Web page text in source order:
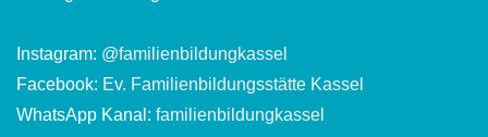
Instagram: @familienbildungkassel
Facebook: Ev. Familienbildungsstätte Kassel
WhatsApp Kanal: familienbildungkassel